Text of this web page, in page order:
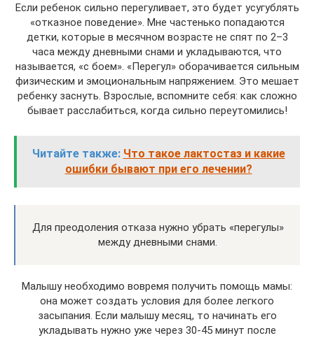
Если ребенок сильно перегуливает, это будет усугублять
«отказное поведение». Мне частенько попадаются
детки, которые в месячном возрасте не спят по 2–3
часа между дневными снами и укладываются, что
называется, «с боем». «Перегул» оборачивается сильным
физическим и эмоциональным напряжением. Это мешает
ребенку заснуть. Взрослые, вспомните себя: как сложно
бывает расслабиться, когда сильно переутомились!
Читайте также: Что такое лактостаз и какие
ошибки бывают при его лечении?
Для преодоления отказа нужно убрать «перегулы»
между дневными снами.
Малышу необходимо вовремя получить помощь мамы:
она может создать условия для более легкого
засыпания. Если малышу месяц, то начинать его
укладывать нужно уже через 30-45 минут после